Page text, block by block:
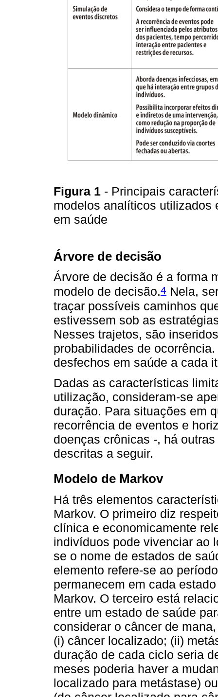
Figura 1 - Principais
modelos analíticos utilizados
em saúde
Árvore de decisão
Árvore de decisão é a forma
modelo de decisão.4 Nela,
traçar possíveis caminhos
estivessem sob as
Nesses trajetos, são
probabilidades de
desfechos em saúde a cada
Dadas as características
utilização, consideram-se
duração. Para situações em
recorrência de eventos e
doenças crônicas -, há
descritas a seguir.
Modelo de Markov
Há três elementos
Markov. O primeiro diz
clínica e economicamente
indivíduos pode vivenciar ao
se o nome de estados de
elemento refere-se ao
permanecem em cada
Markov. O terceiro está
entre um estado de saúde
considerar o câncer de
(i) câncer localizado; (ii)
duração de cada ciclo seria
meses poderia haver a
localizado para metástase)